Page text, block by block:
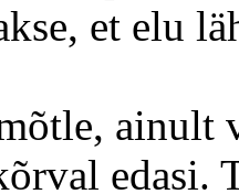
et elu
ainult
edasi.